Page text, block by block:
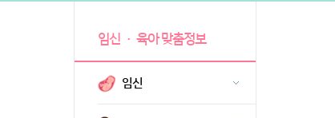
임신 · 육아 맞춤정보
임신